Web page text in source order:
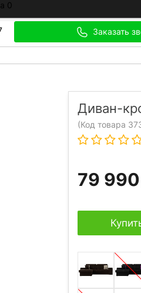
0
Заказать
Диван-
(Код товара
79 990